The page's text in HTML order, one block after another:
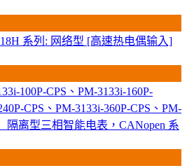
系列: 网络型 [高速热电偶输入]
100P-CPS、PM-3133i-160P-
CPS、PM-3133i-360P-CPS、PM-
隔离型三相智能电表，CANopen 系